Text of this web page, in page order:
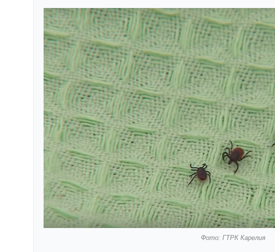
Фото: ГТРК Карелия